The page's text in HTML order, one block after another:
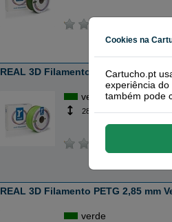
REAL 3D Filamento ABS 2,85 mm
verde
285 mm
REAL 3D Filamento PETG 2,85 mm
verde
Cookies na
Cartucho.pt
experiência
também pode